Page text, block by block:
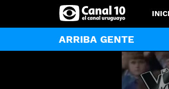
ARRIBA GENTE